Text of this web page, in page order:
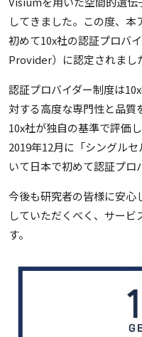
してきました。この度、
初めて10x社の認証プロバ
Provider）に認定されまし
認証プロバイダー制度は
対する高度な専門性と品質
10x社が独自の基準で評価
2019年12月に「シングル
いて日本で初めて認証プロ
今後も研究者の皆様に安心
していただくべく、サービ
す。